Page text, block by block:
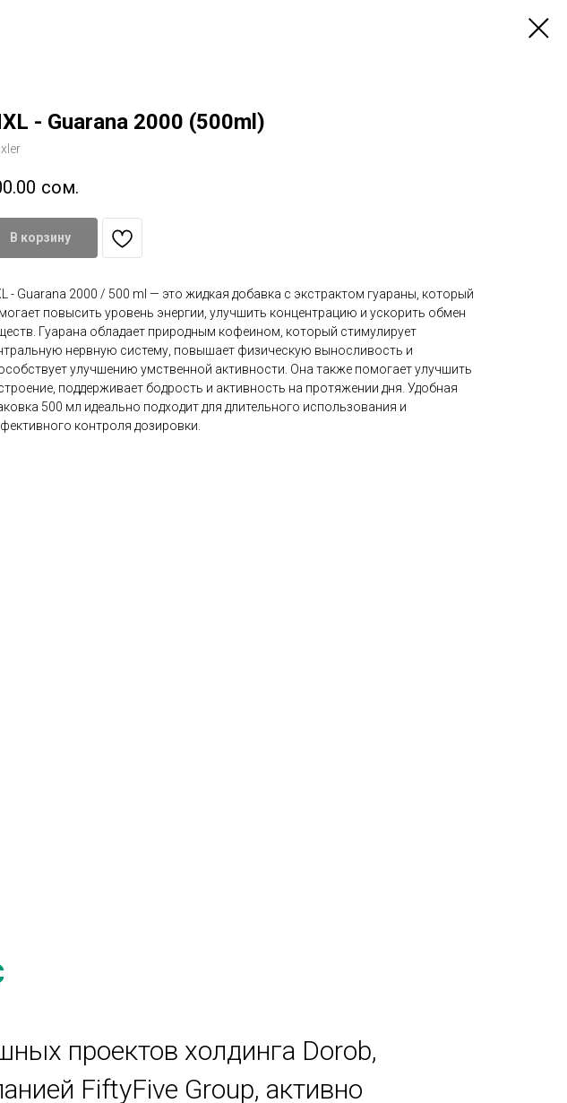
- Guarana 2000 (500ml)
сом.
В корзину
- Guarana 2000 / 500 ml — это жидкая добавка с экстрактом гуараны, который
повысить уровень энергии, улучшить концентрацию и ускорить обмен
Гуарана обладает природным кофеином, который стимулирует
нервную систему, повышает физическую выносливость и
улучшению умственной активности. Она также помогает улучшить
поддерживает бодрость и активность на протяжении дня. Удобная
500 мл идеально подходит для длительного использования и
контроля дозировки.
проектов холдинга Dorob,
FiftyFive Group, активно